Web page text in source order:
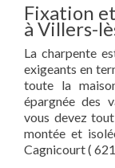
Fixation
à Villers-
La charpente
exigeants en
toute la
épargnée des
vous devez
montée et
Cagnicourt (